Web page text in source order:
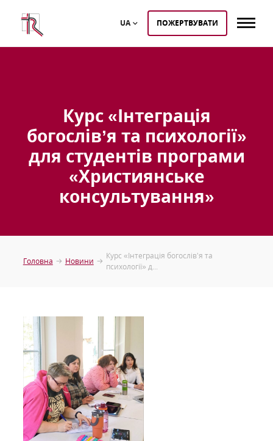
UA ПОЖЕРТВУВАТИ
Курс «Інтеграція
богослів’я та психології»
для студентів програми
«Християнське
консультування»
Головна Новини
Курс «Інтеграція богослів’я та
психології» д...